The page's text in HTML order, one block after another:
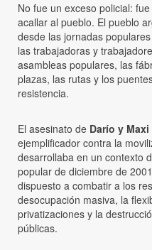
No fue un exceso policial:
acallar al pueblo. El pueblo
desde las jornadas
las trabajadoras y
asambleas populares, las
plazas, las rutas y los
resistencia.
El asesinato de Darío y Maxi
ejemplificador contra la
desarrollaba en un contexto
popular de diciembre de
dispuesto a combatir a los
desocupación masiva, la
privatizaciones y la
públicas.